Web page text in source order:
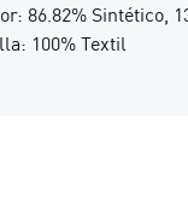
86.82% Sintético,
100% Textil